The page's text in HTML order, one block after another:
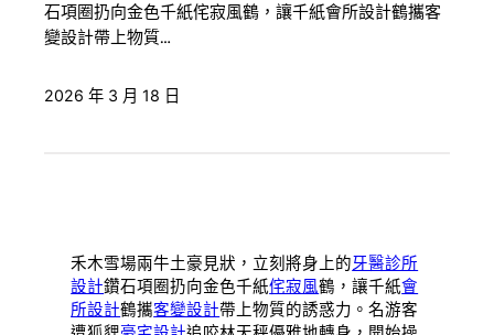
石項圈扔向金色千紙侘寂風鶴，讓千紙會所設計鶴攜客
變設計帶上物質…
2026 年 3 月 18 日
禾木雪場兩牛土豪見狀，立刻將身上的牙醫診所
設計鑽石項圈扔向金色千紙侘寂風鶴，讓千紙會
所設計鶴攜客變設計帶上物質的誘惑力。名游客